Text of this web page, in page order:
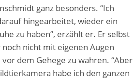
ganz besonders. “Ich
hingearbeitet, wieder ein
zu haben”, erzählt er. Er selbst
nicht mit eigenen Augen
dem Gehege zu wahren. “Aber
habe ich den ganzen